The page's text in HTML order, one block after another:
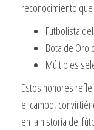
reconocimiento
Futbolista
Bota de Oro
Múltiples
Estos honores
el campo,
en la historia del